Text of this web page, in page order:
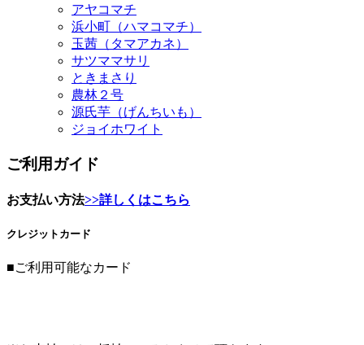
アヤコマチ
浜小町（ハマコマチ）
玉茜（タマアカネ）
サツママサリ
ときまさり
農林２号
源氏芋（げんちいも）
ジョイホワイト
ご利用ガイド
お支払い方法>>詳しくはこちら
クレジットカード
■ご利用可能なカード